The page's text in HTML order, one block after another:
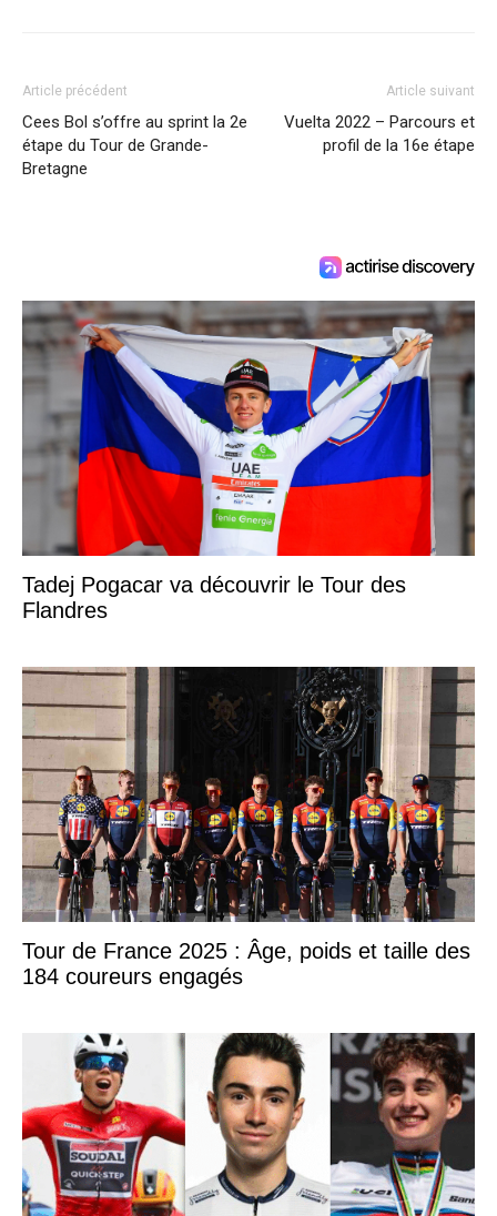
Article précédent
Cees Bol s’offre au sprint la 2e
étape du Tour de Grande-
Bretagne
Article suivant
Vuelta 2022 – Parcours et
profil de la 16e étape
Tadej Pogacar va découvrir le Tour des
Flandres
Tour de France 2025 : Âge, poids et taille des
184 coureurs engagés